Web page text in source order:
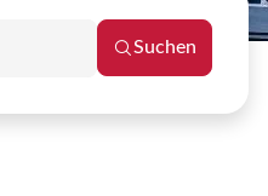
Suchen